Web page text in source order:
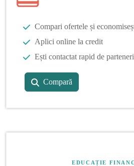
Compari ofertele și
Aplici online la credit
Ești contactat rapid de
Compară
EDUCAȚIE